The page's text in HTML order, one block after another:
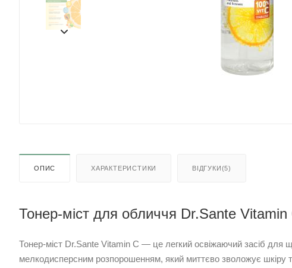
ОПИС ХАРАКТЕРИСТИКИ ВІДГУКИ(5)
Тонер-міст для обличчя Dr.Sante
Тонер-міст Dr.Sante Vitamin C — це легкий освіжаючий засіб для
мелкодисперсним розпорошенням, який миттєво зволожує шкіру